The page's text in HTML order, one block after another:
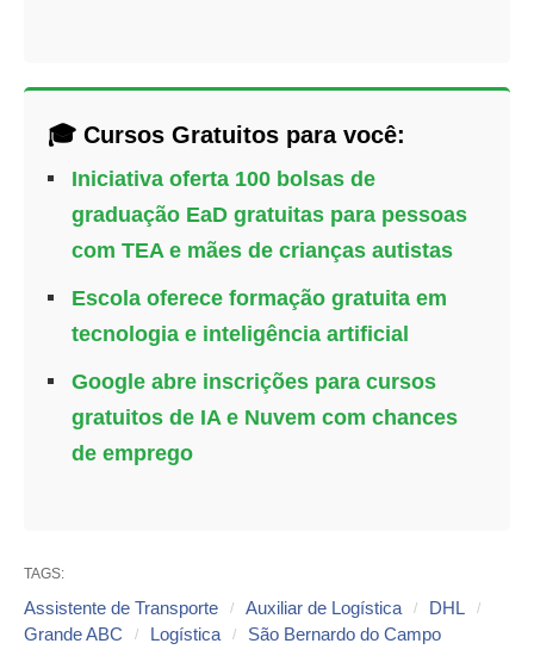
🎓 Cursos Gratuitos para você:
Iniciativa oferta 100 bolsas de
graduação EaD gratuitas para pessoas
com TEA e mães de crianças autistas
Escola oferece formação gratuita em
tecnologia e inteligência artificial
Google abre inscrições para cursos
gratuitos de IA e Nuvem com chances
de emprego
TAGS:
Assistente de Transporte Auxiliar de Logística
DHL
Grande ABC
Logística São Bernardo do Campo